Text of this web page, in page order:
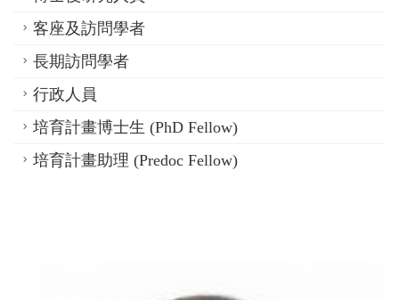
客座及訪問學者
長期訪問學者
行政人員
培育計畫博士生 (PhD Fellow)
培育計畫助理 (Predoc Fellow)